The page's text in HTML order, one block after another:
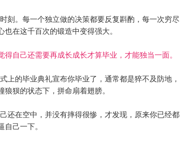
刻。每一个独立做的决策都要反复斟酌，每一次穷尽
也在这千百次的锻造中变得强大。
得自己还需要再成长成长才算毕业，才能独当一面。
上的毕业典礼宣布你毕业了，通常都是猝不及防地，
狈的状态下，拼命扇着翅膀。
还在空中，并没有摔得很惨，才发现，原来你已经都
己一下。